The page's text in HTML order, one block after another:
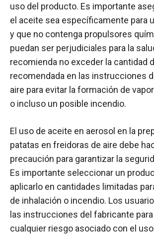
uso del producto. Es importante
el aceite sea específicamente para
y que no contenga propulsores
puedan ser perjudiciales para la
recomienda no exceder la cantidad
recomendada en las instrucciones
aire para evitar la formación de
o incluso un posible incendio.
El uso de aceite en aerosol en la
patatas en freidoras de aire debe
precaución para garantizar la
Es importante seleccionar un
aplicarlo en cantidades limitadas
de inhalación o incendio. Los
las instrucciones del fabricante
cualquier riesgo asociado con el